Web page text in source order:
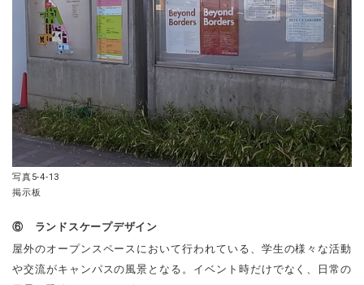
写真5-4-13
掲示板
⑥ ランドスケープデザイン
屋外のオープンスペースにおいて行われている、学生の様々な活動
や交流がキャンパスの風景となる。イベント時だけでなく、日常の